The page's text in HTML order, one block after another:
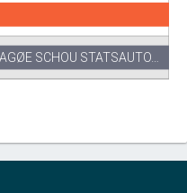
SCHOU STATSAUTO…